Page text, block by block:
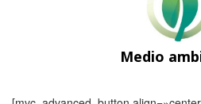
Medio